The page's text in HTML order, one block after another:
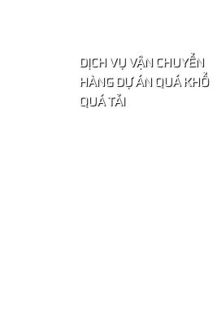
DỊCH VỤ VẬN CHUYỂN
HÀNG DỰ ÁN QUÁ KHỔ
QUÁ TẢI